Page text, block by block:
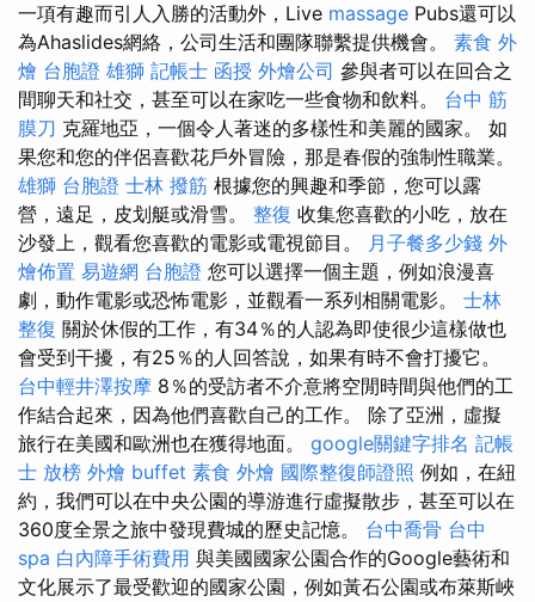
一項有趣而引人入勝的活動外，Live massage Pubs還可以
為Ahaslides網絡，公司生活和團隊聯繫提供機會。 素食 外
燴 台胞證 雄獅 記帳士 函授 外燴公司 參與者可以在回合之
間聊天和社交，甚至可以在家吃一些食物和飲料。 台中 筋
膜刀 克羅地亞，一個令人著迷的多樣性和美麗的國家。 如
果您和您的伴侶喜歡花戶外冒險，那是春假的強制性職業。
雄獅 台胞證 士林 撥筋 根據您的興趣和季節，您可以露
營，遠足，皮划艇或滑雪。 整復 收集您喜歡的小吃，放在
沙發上，觀看您喜歡的電影或電視節目。 月子餐多少錢 外
燴佈置 易遊網 台胞證 您可以選擇一個主題，例如浪漫喜
劇，動作電影或恐怖電影，並觀看一系列相關電影。 士林
整復 關於休假的工作，有34％的人認為即使很少這樣做也
會受到干擾，有25％的人回答說，如果有時不會打擾它。
台中輕井澤按摩 8％的受訪者不介意將空閒時間與他們的工
作結合起來，因為他們喜歡自己的工作。 除了亞洲，虛擬
旅行在美國和歐洲也在獲得地面。 google關鍵字排名 記帳
士 放榜 外燴 buffet 素食 外燴 國際整復師證照 例如，在紐
約，我們可以在中央公園的導游進行虛擬散步，甚至可以在
360度全景之旅中發現費城的歷史記憶。 台中喬骨 台中
spa 白內障手術費用 與美國國家公園合作的Google藝術和
文化展示了最受歡迎的國家公園，例如黃石公園或布萊斯峽